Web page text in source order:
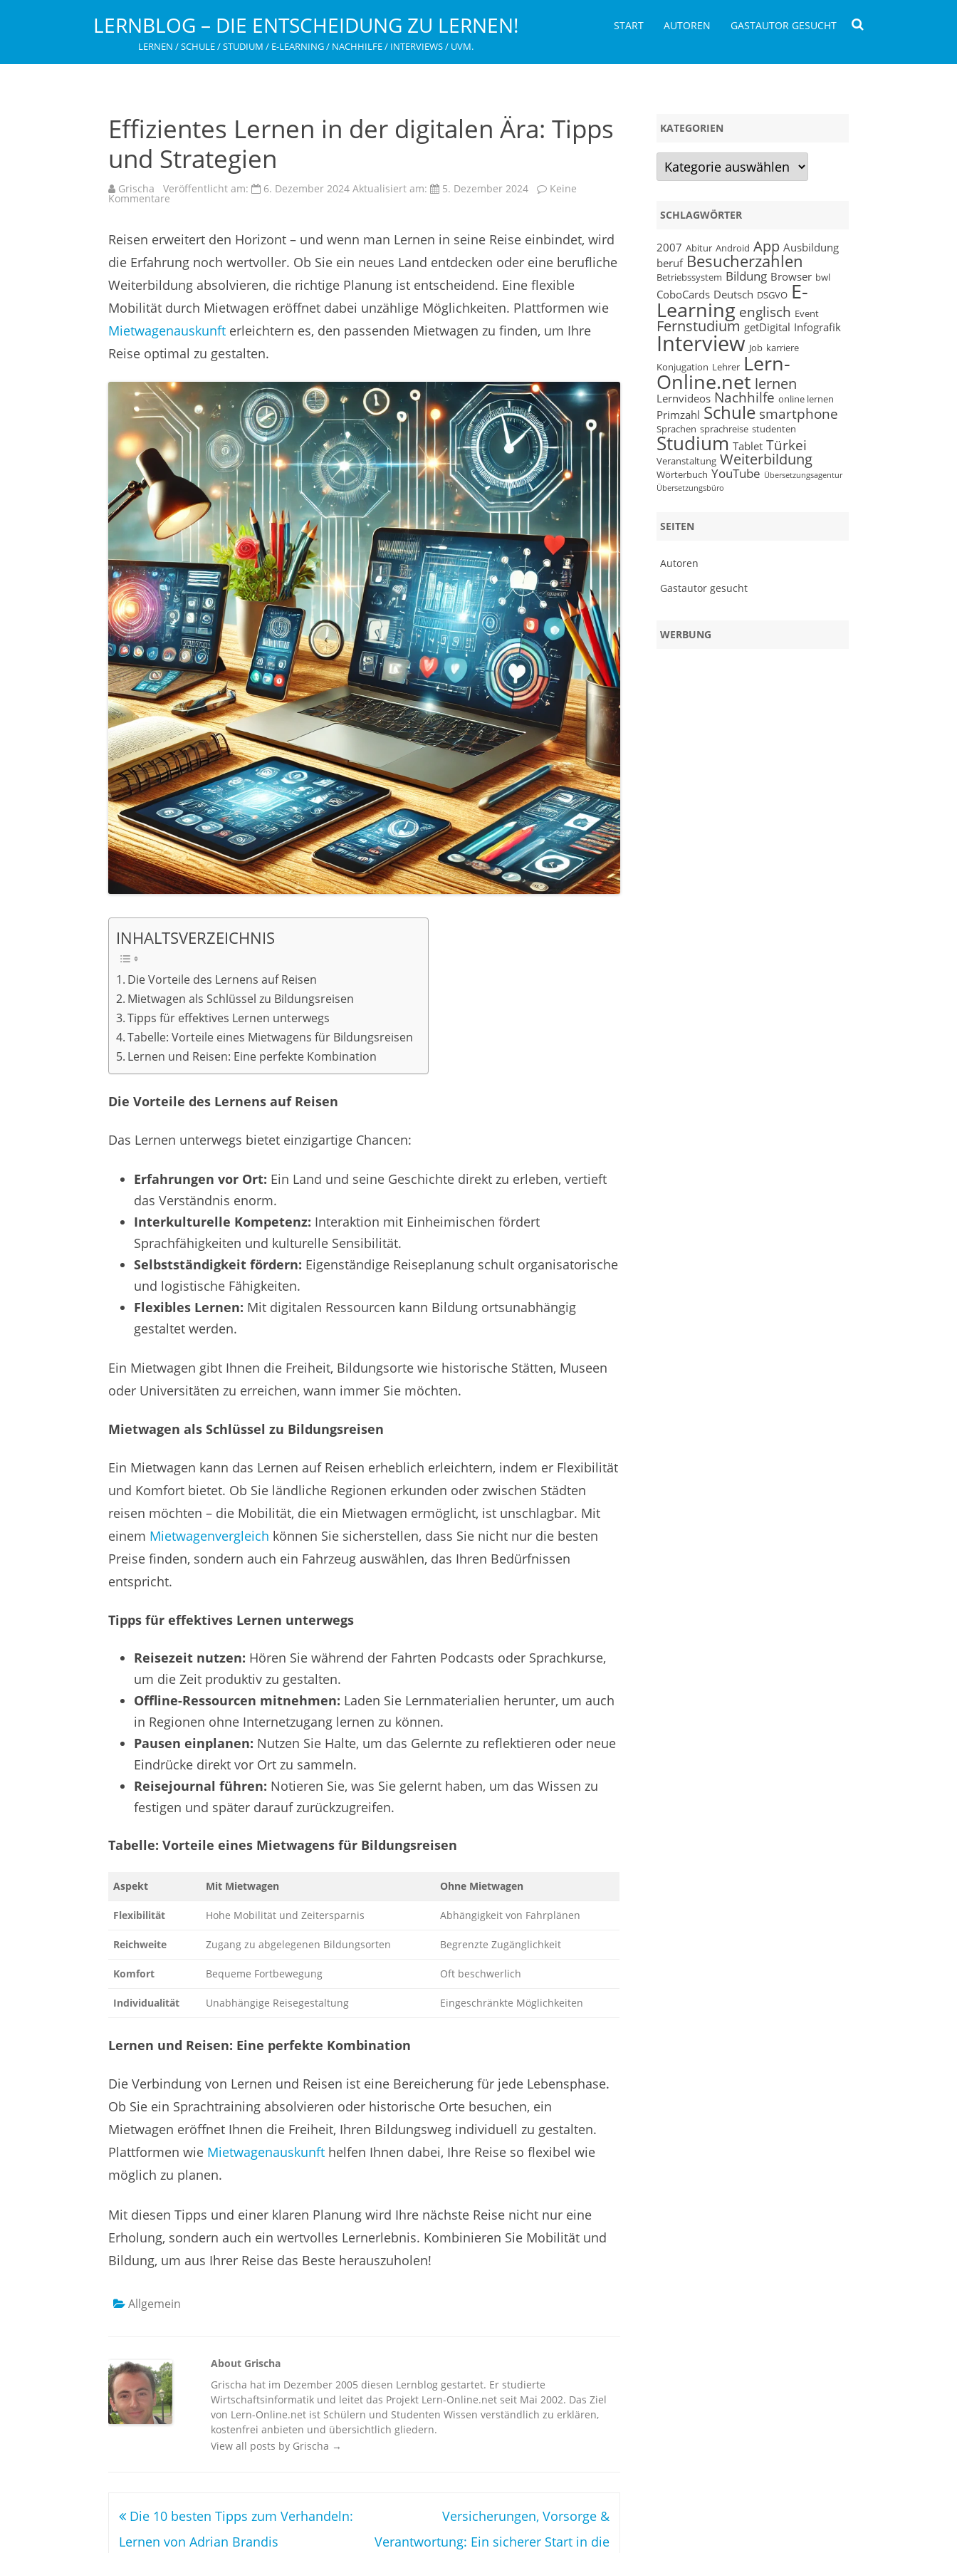
LERNBLOG – DIE ENTSCHEIDUNG ZU LERNEN!
LERNEN / SCHULE / STUDIUM / E-LEARNING / NACHHILFE / INTERVIEWS / UVM.
START AUTOREN GASTAUTOR GESUCHT
Effizientes Lernen in der digitalen Ära: Tipps
und Strategien
Grischa Veröffentlicht am: 6. Dezember 2024 Aktualisiert am: 5. Dezember 2024 Keine
Kommentare
der
digitalen
Ära:
Tipps
Strategien
Reisen erweitert den Horizont – und wenn man Lernen in seine Reise einbindet, wird
die Erfahrung noch wertvoller. Ob Sie ein neues Land entdecken oder eine berufliche
Weiterbildung absolvieren, die richtige Planung ist entscheidend. Eine flexible
Mobilität durch Mietwagen eröffnet dabei unzählige Möglichkeiten. Plattformen wie
Mietwagenauskunft erleichtern es, den passenden Mietwagen zu finden, um Ihre
Reise optimal zu gestalten.
INHALTSVERZEICHNIS
Die Vorteile des Lernens auf Reisen
Mietwagen als Schlüssel zu Bildungsreisen
Tipps für effektives Lernen unterwegs
Tabelle: Vorteile eines Mietwagens für Bildungsreisen
Lernen und Reisen: Eine perfekte Kombination
Die Vorteile des Lernens auf Reisen
Das Lernen unterwegs bietet einzigartige Chancen:
Erfahrungen vor Ort: Ein Land und seine Geschichte direkt zu erleben, vertieft
das Verständnis enorm.
Interkulturelle Kompetenz: Interaktion mit Einheimischen fördert
Sprachfähigkeiten und kulturelle Sensibilität.
Selbstständigkeit fördern: Eigenständige Reiseplanung schult organisatorische
und logistische Fähigkeiten.
Flexibles Lernen: Mit digitalen Ressourcen kann Bildung ortsunabhängig
gestaltet werden.
Ein Mietwagen gibt Ihnen die Freiheit, Bildungsorte wie historische Stätten, Museen
oder Universitäten zu erreichen, wann immer Sie möchten.
Mietwagen als Schlüssel zu Bildungsreisen
Ein Mietwagen kann das Lernen auf Reisen erheblich erleichtern, indem er Flexibilität
und Komfort bietet. Ob Sie ländliche Regionen erkunden oder zwischen Städten
reisen möchten – die Mobilität, die ein Mietwagen ermöglicht, ist unschlagbar. Mit
einem Mietwagenvergleich können Sie sicherstellen, dass Sie nicht nur die besten
Preise finden, sondern auch ein Fahrzeug auswählen, das Ihren Bedürfnissen
entspricht.
Tipps für effektives Lernen unterwegs
Reisezeit nutzen: Hören Sie während der Fahrten Podcasts oder Sprachkurse,
um die Zeit produktiv zu gestalten.
Offline-Ressourcen mitnehmen: Laden Sie Lernmaterialien herunter, um auch
in Regionen ohne Internetzugang lernen zu können.
Pausen einplanen: Nutzen Sie Halte, um das Gelernte zu reflektieren oder neue
Eindrücke direkt vor Ort zu sammeln.
Reisejournal führen: Notieren Sie, was Sie gelernt haben, um das Wissen zu
festigen und später darauf zurückzugreifen.
Tabelle: Vorteile eines Mietwagens für Bildungsreisen
Aspekt Mit Mietwagen Ohne Mietwagen
Flexibilität Hohe Mobilität und Zeitersparnis Abhängigkeit von Fahrplänen
Reichweite Zugang zu abgelegenen Bildungsorten Begrenzte Zugänglichkeit
Komfort Bequeme Fortbewegung Oft beschwerlich
Individualität Unabhängige Reisegestaltung Eingeschränkte Möglichkeiten
Lernen und Reisen: Eine perfekte Kombination
Die Verbindung von Lernen und Reisen ist eine Bereicherung für jede Lebensphase.
Ob Sie ein Sprachtraining absolvieren oder historische Orte besuchen, ein
Mietwagen eröffnet Ihnen die Freiheit, Ihren Bildungsweg individuell zu gestalten.
Plattformen wie Mietwagenauskunft helfen Ihnen dabei, Ihre Reise so flexibel wie
möglich zu planen.
Mit diesen Tipps und einer klaren Planung wird Ihre nächste Reise nicht nur eine
Erholung, sondern auch ein wertvolles Lernerlebnis. Kombinieren Sie Mobilität und
Bildung, um aus Ihrer Reise das Beste herauszuholen!
Allgemein
About Grischa
Grischa hat im Dezember 2005 diesen Lernblog gestartet. Er studierte
Wirtschaftsinformatik und leitet das Projekt Lern-Online.net seit Mai 2002. Das Ziel
von Lern-Online.net ist Schülern und Studenten Wissen verständlich zu erklären,
kostenfrei anbieten und übersichtlich gliedern.
View all posts by Grischa →
Beitragsnavigation
Die 10 besten Tipps zum Verhandeln:
Lernen von Adrian Brandis
Versicherungen, Vorsorge &
Verantwortung: Ein sicherer Start in die
KATEGORIEN
Kategorien
SCHLAGWÖRTER
2007 Abitur Android App Ausbildung
beruf Besucherzahlen
Betriebssystem Bildung Browser bwl
CoboCards Deutsch DSGVO E-
Learning englisch Event
Fernstudium getDigital Infografik
Interview Job karriere
Konjugation Lehrer Lern-
Online.net lernen
Lernvideos Nachhilfe online lernen
Primzahl Schule smartphone
Sprachen sprachreise studenten
Studium Tablet Türkei
Veranstaltung Weiterbildung
Wörterbuch YouTube Übersetzungsagentur
Übersetzungsbüro
SEITEN
Autoren
Gastautor gesucht
WERBUNG